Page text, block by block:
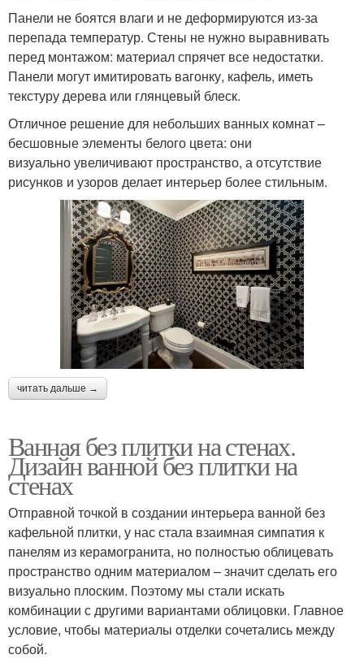
Панели не боятся влаги и не деформируются из-за
перепада температур. Стены не нужно выравнивать
перед монтажом: материал спрячет все недостатки.
Панели могут имитировать вагонку, кафель, иметь
текстуру дерева или глянцевый блеск.
Отличное решение для небольших ванных комнат –
бесшовные элементы белого цвета: они
визуально увеличивают пространство, а отсутствие
рисунков и узоров делает интерьер более стильным.
читать дальше →
Ванная без плитки на стенах.
Дизайн ванной без плитки на
стенах
Отправной точкой в создании интерьера ванной без
кафельной плитки, у нас стала взаимная симпатия к
панелям из керамогранита, но полностью облицевать
пространство одним материалом – значит сделать его
визуально плоским. Поэтому мы стали искать
комбинации с другими вариантами облицовки. Главное
условие, чтобы материалы отделки сочетались между
собой.